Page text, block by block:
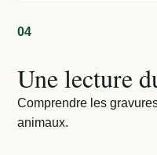
04
Une lecture
Comprendre les
animaux.